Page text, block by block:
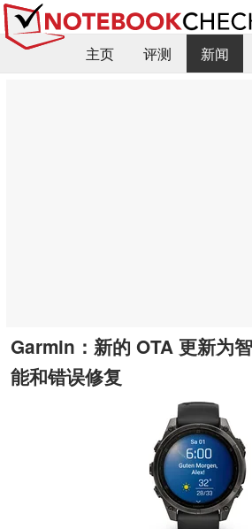
主页 评测
新闻
Garmin：新的 OTA 更新为
能和错误修复